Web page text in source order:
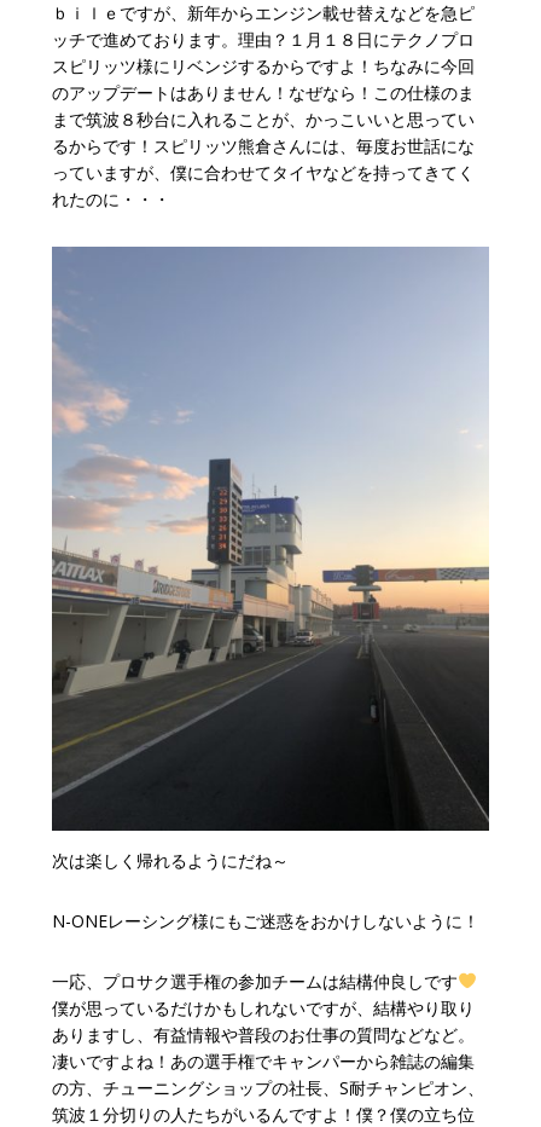
ｂｉｌｅですが、新年からエンジン載せ替えなどを急ピ
ッチで進めております。理由？１月１８日にテクノプロ
スピリッツ様にリベンジするからですよ！ちなみに今回
のアップデートはありません！なぜなら！この仕様のま
まで筑波８秒台に入れることが、かっこいいと思ってい
るからです！スピリッツ熊倉さんには、毎度お世話にな
っていますが、僕に合わせてタイヤなどを持ってきてく
れたのに・・・
次は楽しく帰れるようにだね～
N-ONEレーシング様にもご迷惑をおかけしないように！
一応、プロサク選手権の参加チームは結構仲良しです
僕が思っているだけかもしれないですが、結構やり取り
ありますし、有益情報や普段のお仕事の質問などなど。
凄いですよね！あの選手権でキャンパーから雑誌の編集
の方、チューニングショップの社長、S耐チャンピオン、
筑波１分切りの人たちがいるんですよ！僕？僕の立ち位